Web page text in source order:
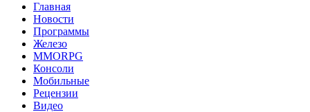
Главная
Новости
Программы
Железо
MMORPG
Консоли
Мобильные
Рецензии
Видео